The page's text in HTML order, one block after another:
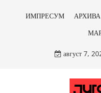
ИМПРЕСУМ АРХИВА
август 7,